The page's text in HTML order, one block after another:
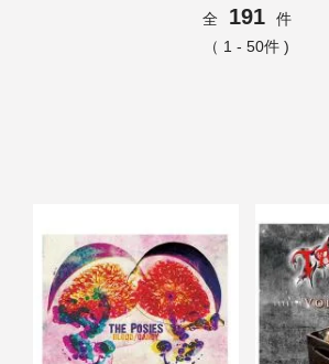
全 191
件
（ 1 - 50件 )